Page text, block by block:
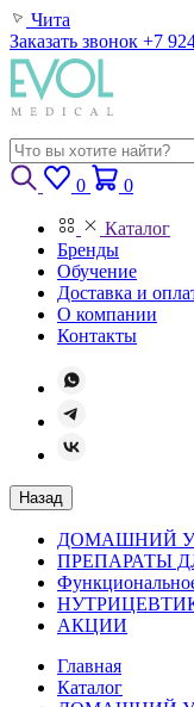
Чита
Заказать звонок +7
0 0
Каталог
Бренды
Обучение
Доставка и
О компании
Контакты
Назад
ДОМАШНИЙ
ПРЕПАРАТЫ
АКЦИИ
Главная
Каталог